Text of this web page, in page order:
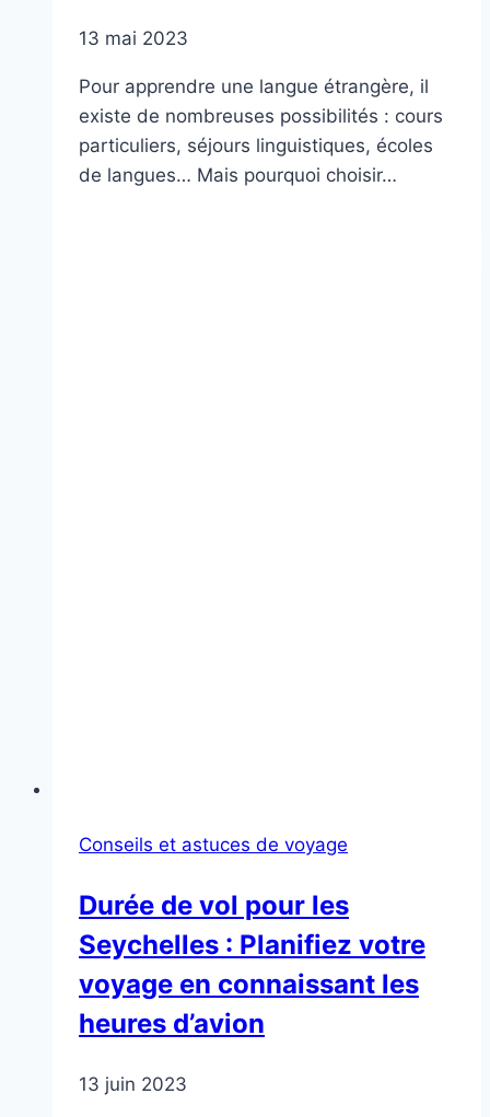
13 mai 2023
Pour apprendre une langue étrangère, il
existe de nombreuses possibilités : cours
particuliers, séjours linguistiques, écoles
de langues… Mais pourquoi choisir…
Conseils et astuces de voyage
Durée de vol pour les
Seychelles : Planifiez votre
voyage en connaissant les
heures d’avion
13 juin 2023